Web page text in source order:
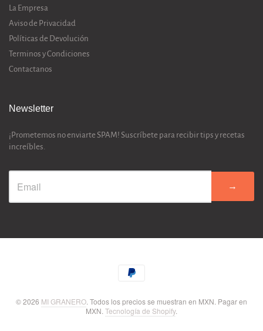
La Empresa
Aviso de Privacidad
Políticas de Devolución
Terminos y Condiciones
Contactanos
Newsletter
¡Prometemos no enviarte SPAM! Suscríbete para recibir tips y recetas
increíbles.
→
© 2026 MI GRANERO. Todos los precios se muestran en MXN. Pagar en
MXN. Tecnología de Shopify.